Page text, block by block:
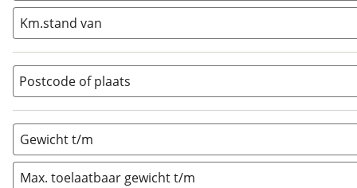
(0)
Opzetunit (0
Vouwwagen (0)
Km.stand van
Postcode of plaats
Gewicht t/m
Max. toelaatbaar gewicht t/m